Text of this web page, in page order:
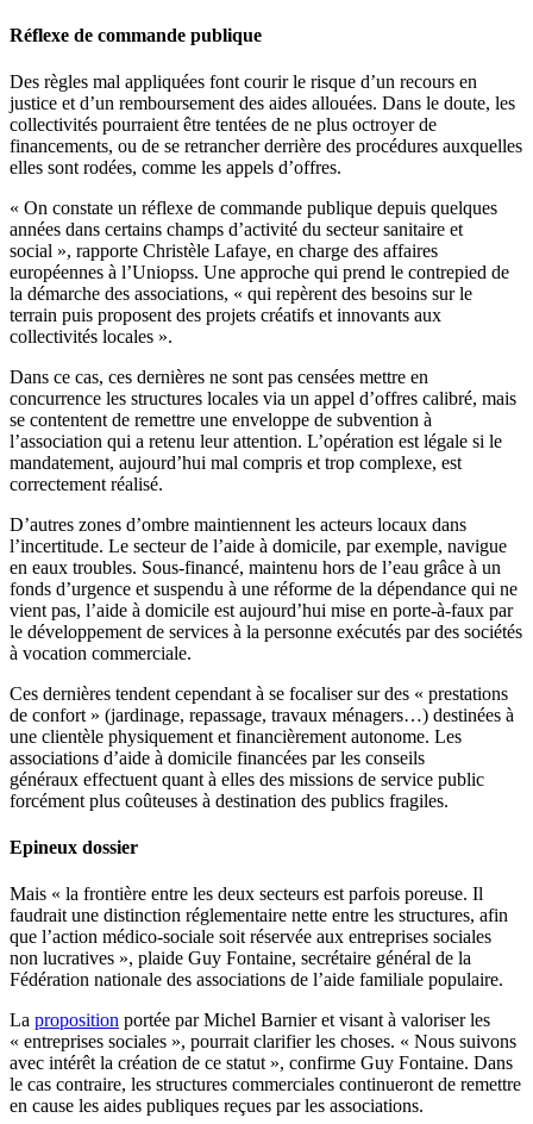
Réflexe de commande publique
Des règles mal appliquées font courir le risque d’un recours en
justice et d’un remboursement des aides allouées. Dans le doute, les
collectivités pourraient être tentées de ne plus octroyer de
financements, ou de se retrancher derrière des procédures auxquelles
elles sont rodées, comme les appels d’offres.
« On constate un réflexe de commande publique depuis quelques
années dans certains champs d’activité du secteur sanitaire et
social », rapporte Christèle Lafaye, en charge des affaires
européennes à l’Uniopss. Une approche qui prend le contrepied de
la démarche des associations, « qui repèrent des besoins sur le
terrain puis proposent des projets créatifs et innovants aux
collectivités locales ».
Dans ce cas, ces dernières ne sont pas censées mettre en
concurrence les structures locales via un appel d’offres calibré, mais
se contentent de remettre une enveloppe de subvention à
l’association qui a retenu leur attention. L’opération est légale si le
mandatement, aujourd’hui mal compris et trop complexe, est
correctement réalisé.
D’autres zones d’ombre maintiennent les acteurs locaux dans
l’incertitude. Le secteur de l’aide à domicile, par exemple, navigue
en eaux troubles. Sous-financé, maintenu hors de l’eau grâce à un
fonds d’urgence et suspendu à une réforme de la dépendance qui ne
vient pas, l’aide à domicile est aujourd’hui mise en porte-à-faux par
le développement de services à la personne exécutés par des sociétés
à vocation commerciale.
Ces dernières tendent cependant à se focaliser sur des « prestations
de confort » (jardinage, repassage, travaux ménagers…) destinées à
une clientèle physiquement et financièrement autonome. Les
associations d’aide à domicile financées par les conseils
généraux effectuent quant à elles des missions de service public
forcément plus coûteuses à destination des publics fragiles.
Epineux dossier
Mais « la frontière entre les deux secteurs est parfois poreuse. Il
faudrait une distinction réglementaire nette entre les structures, afin
que l’action médico-sociale soit réservée aux entreprises sociales
non lucratives », plaide Guy Fontaine, secrétaire général de la
Fédération nationale des associations de l’aide familiale populaire.
La proposition portée par Michel Barnier et visant à valoriser les
« entreprises sociales », pourrait clarifier les choses. « Nous suivons
avec intérêt la création de ce statut », confirme Guy Fontaine. Dans
le cas contraire, les structures commerciales continueront de remettre
en cause les aides publiques reçues par les associations.